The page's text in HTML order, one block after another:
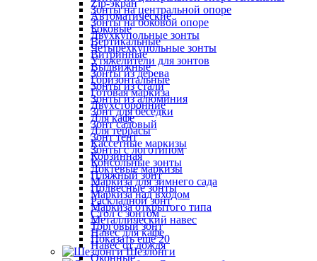
Зонты на центральной опоре
Зонты на боковой опоре
Двухкупольные зонты
Четырехкупольные зонты
Утяжелители для зонтов
Зонты из дерева
Зонты из стали
Зонты из алюминия
Зонт для беседки
Зонт садовый
Зонт тент
Зонты с логотипом
Консольные зонты
Пляжный зонт
Подвесные зонты
Раскладной зонт
Стол с зонтом
Торговый зонт
Показать ещё 20
Шезлонги
Zip-экран
Автоматические
Боковые
Вертикальные
Витринные
Выдвижные
Горизонтальные
Готовая маркиза
Двухсторонние
Для кафе
Для террасы
Кассетные маркизы
Корзинная
Локтевые маркизы
Маркиза для зимнего сада
Маркиза над входом
Маркиза открытого типа
Металлический навес
Навес для кафе
Навес от дождя
Оконные